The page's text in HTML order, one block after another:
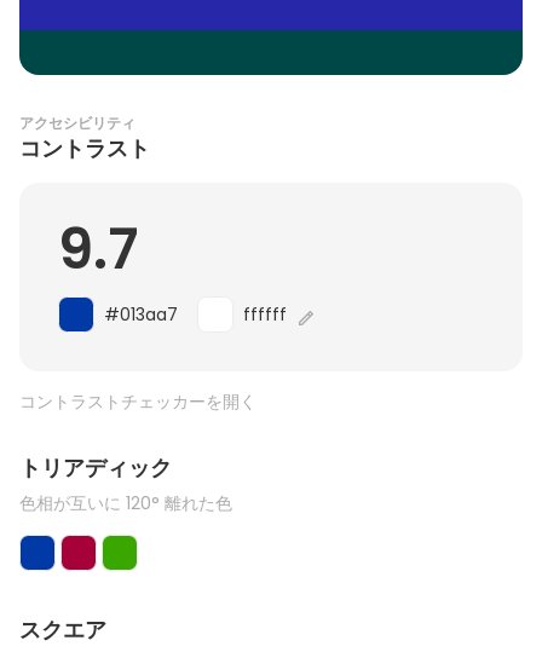
アクセシビリティ
コントラスト
9.7
#013aa7 ffffff
コントラストチェッカーを開く
トリアディック
色相が互いに 120° 離れた色
スクエア